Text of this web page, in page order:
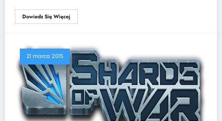
Dowiedz Się Więcej
21 marca 2015